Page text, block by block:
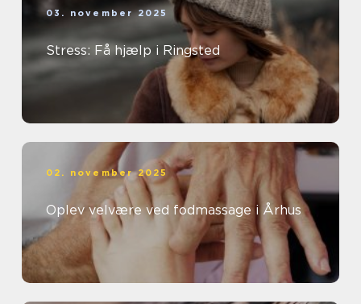
03. november 2025
Stress: Få hjælp i Ringsted
02. november 2025
Oplev velvære ved fodmassage i Århus